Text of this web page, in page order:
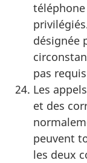
désignée
pas
Les
et des
peuvent
les deux